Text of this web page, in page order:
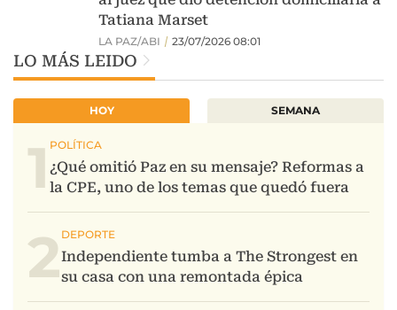
LO MÁS LEIDO
HOY SEMANA
1
2